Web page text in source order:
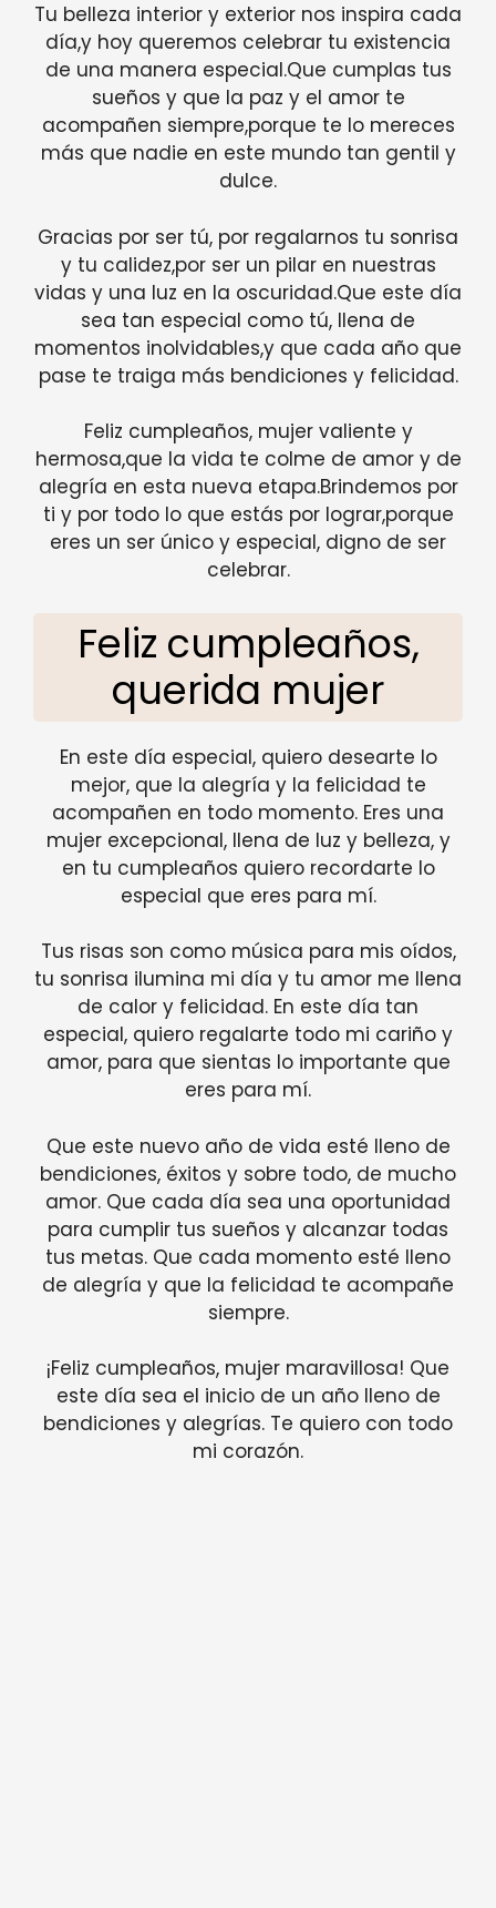
Tu belleza interior y exterior nos inspira cada
día,y hoy queremos celebrar tu existencia
de una manera especial.Que cumplas tus
sueños y que la paz y el amor te
acompañen siempre,porque te lo mereces
más que nadie en este mundo tan gentil y
dulce.
Gracias por ser tú, por regalarnos tu sonrisa
y tu calidez,por ser un pilar en nuestras
vidas y una luz en la oscuridad.Que este día
sea tan especial como tú, llena de
momentos inolvidables,y que cada año que
pase te traiga más bendiciones y felicidad.
Feliz cumpleaños, mujer valiente y
hermosa,que la vida te colme de amor y de
alegría en esta nueva etapa.Brindemos por
ti y por todo lo que estás por lograr,porque
eres un ser único y especial, digno de ser
celebrar.
Feliz cumpleaños,
querida mujer
En este día especial, quiero desearte lo
mejor, que la alegría y la felicidad te
acompañen en todo momento. Eres una
mujer excepcional, llena de luz y belleza, y
en tu cumpleaños quiero recordarte lo
especial que eres para mí.
Tus risas son como música para mis oídos,
tu sonrisa ilumina mi día y tu amor me llena
de calor y felicidad. En este día tan
especial, quiero regalarte todo mi cariño y
amor, para que sientas lo importante que
eres para mí.
Que este nuevo año de vida esté lleno de
bendiciones, éxitos y sobre todo, de mucho
amor. Que cada día sea una oportunidad
para cumplir tus sueños y alcanzar todas
tus metas. Que cada momento esté lleno
de alegría y que la felicidad te acompañe
siempre.
¡Feliz cumpleaños, mujer maravillosa! Que
este día sea el inicio de un año lleno de
bendiciones y alegrías. Te quiero con todo
mi corazón.